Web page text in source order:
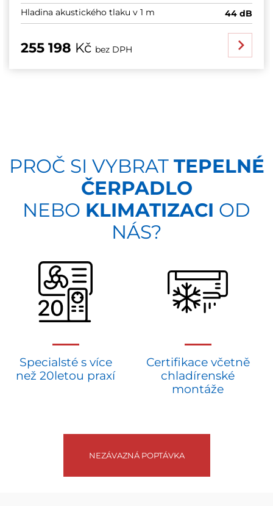
Hladina akustického tlaku v 1 m
44 dB
255 198 Kč bez DPH
PROČ SI VYBRAT TEPELNÉ
ČERPADLO
NEBO KLIMATIZACI OD
NÁS?
Specialsté s více
než 20letou praxí
Certifikace včetně
chladírenské
montáže
NEZÁVAZNÁ POPTÁVKA